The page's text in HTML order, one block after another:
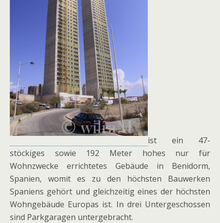
ist ein 47-
stöckiges sowie 192 Meter hohes nur für
Wohnzwecke errichtetes Gebäude in Benidorm,
Spanien, womit es zu den höchsten Bauwerken
Spaniens gehört und gleichzeitig eines der höchsten
Wohngebäude Europas ist. In drei Untergeschossen
sind Parkgaragen untergebracht.